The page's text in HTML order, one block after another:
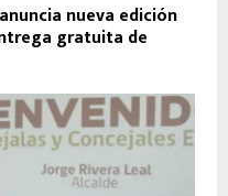
nueva edición
gratuita de